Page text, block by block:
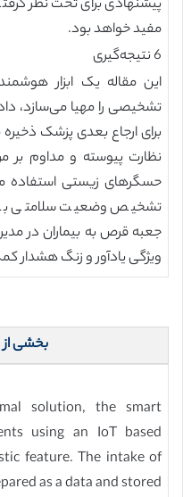
پیشنهادی برای تحت نظر
مفید خواهد بود.
6 نتیجه‌گیری
تشخیصی را مهیا می‌سازد،
برای ارجاع بعدی پزشک ذخیره
نظارت پیوسته و مداوم بر
حسگرهای زیستی استفاده
تشخیص وضعیت سلامتی با
جعبه قرص به بیماران در
ویژگی یادآور و زنگ هشدار
بخشی از
solution, the smart
using an IoT based
feature. The intake of
as a data and stored